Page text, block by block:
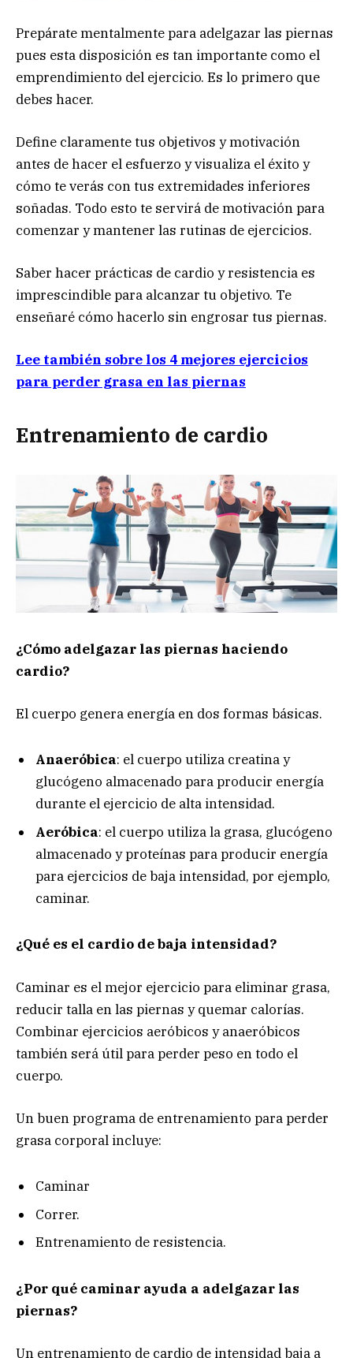
Prepárate mentalmente para adelgazar las piernas
pues esta disposición es tan importante como el
emprendimiento del ejercicio. Es lo primero que
debes hacer.
Define claramente tus objetivos y motivación
antes de hacer el esfuerzo y visualiza el éxito y
cómo te verás con tus extremidades inferiores
soñadas. Todo esto te servirá de motivación para
comenzar y mantener las rutinas de ejercicios.
Saber hacer prácticas de cardio y resistencia es
imprescindible para alcanzar tu objetivo. Te
enseñaré cómo hacerlo sin engrosar tus piernas.
Lee también sobre los 4 mejores ejercicios
para perder grasa en las piernas
Entrenamiento de cardio
¿Cómo adelgazar las piernas haciendo
cardio?
El cuerpo genera energía en dos formas básicas.
Anaeróbica: el cuerpo utiliza creatina y
glucógeno almacenado para producir energía
durante el ejercicio de alta intensidad.
Aeróbica: el cuerpo utiliza la grasa, glucógeno
almacenado y proteínas para producir energía
para ejercicios de baja intensidad, por ejemplo,
caminar.
¿Qué es el cardio de baja intensidad?
Caminar es el mejor ejercicio para eliminar grasa,
reducir talla en las piernas y quemar calorías.
Combinar ejercicios aeróbicos y anaeróbicos
también será útil para perder peso en todo el
cuerpo.
Un buen programa de entrenamiento para perder
grasa corporal incluye:
Caminar
Correr.
Entrenamiento de resistencia.
¿Por qué caminar ayuda a adelgazar las
piernas?
Un entrenamiento de cardio de intensidad baja a